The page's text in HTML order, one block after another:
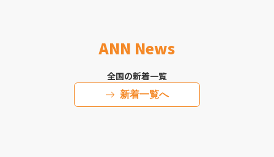
ANN News
全国の新着一覧
新着一覧へ